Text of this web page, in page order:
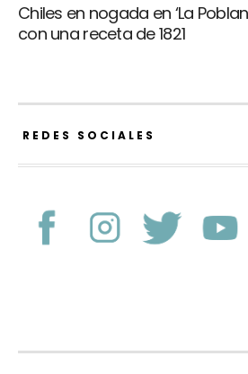
Chiles en nogada en ‘La
con una receta de 1821
REDES SOCIALES